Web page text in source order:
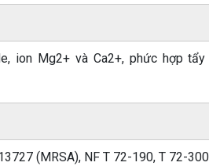
ion Mg2+ và Ca2+, phức hợp
(MRSA), NF T 72-190, T 72-